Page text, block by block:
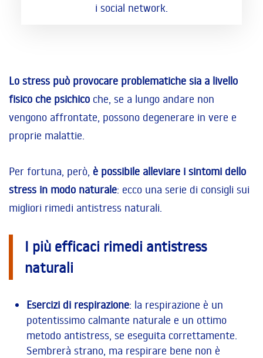
i social network.
Lo stress può provocare problematiche sia a livello
fisico che psichico che, se a lungo andare non
vengono affrontate, possono degenerare in vere e
proprie malattie.
Per fortuna, però, è possibile alleviare i sintomi dello
stress in modo naturale: ecco una serie di consigli sui
migliori rimedi antistress naturali.
I più efficaci rimedi antistress
naturali
Esercizi di respirazione: la respirazione è un
potentissimo calmante naturale e un ottimo
metodo antistress, se eseguita correttamente.
Sembrerà strano, ma respirare bene non è